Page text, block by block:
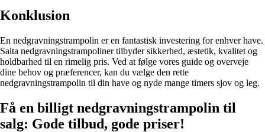
Konklusion
En nedgravningstrampolin er en fantastisk investering for enhver have.
Salta nedgravningstrampoliner tilbyder sikkerhed, æstetik, kvalitet og
holdbarhed til en rimelig pris. Ved at følge vores guide og overveje
dine behov og præferencer, kan du vælge den rette
nedgravningstrampolin til din have og nyde mange timers sjov og leg.
Få en billigt nedgravningstrampolin til
salg: Gode tilbud, gode priser!